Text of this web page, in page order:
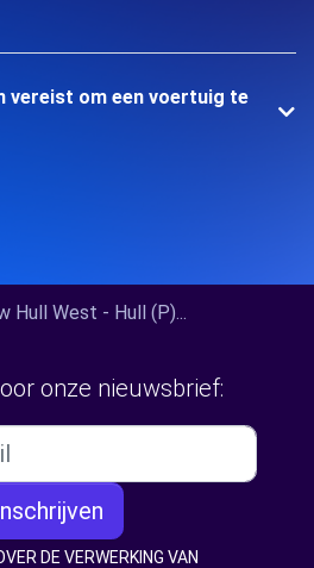
vereist om een voertuig te
Hull West - Hull (P)...
onze nieuwsbrief:
DE VERWERKING VAN